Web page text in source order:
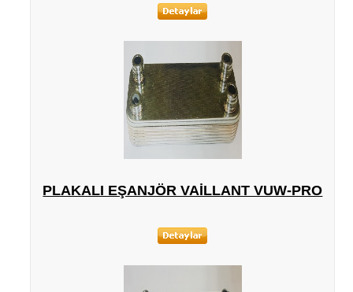
PLAKALI EŞANJÖR VAILLANT VUW-PRO